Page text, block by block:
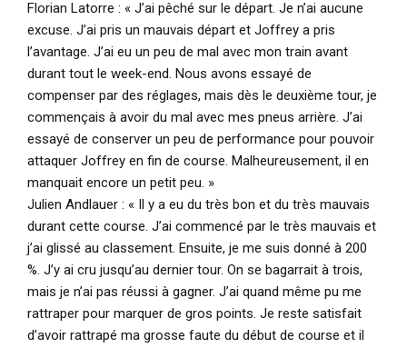
Florian Latorre : « J’ai pêché sur le départ. Je n’ai aucune
excuse. J’ai pris un mauvais départ et Joffrey a pris
l’avantage. J’ai eu un peu de mal avec mon train avant
durant tout le week-end. Nous avons essayé de
compenser par des réglages, mais dès le deuxième tour, je
commençais à avoir du mal avec mes pneus arrière. J’ai
essayé de conserver un peu de performance pour pouvoir
attaquer Joffrey en fin de course. Malheureusement, il en
manquait encore un petit peu. »
Julien Andlauer : « Il y a eu du très bon et du très mauvais
durant cette course. J’ai commencé par le très mauvais et
j’ai glissé au classement. Ensuite, je me suis donné à 200
%. J’y ai cru jusqu’au dernier tour. On se bagarrait à trois,
mais je n’ai pas réussi à gagner. J’ai quand même pu me
rattraper pour marquer de gros points. Je reste satisfait
d’avoir rattrapé ma grosse faute du début de course et il